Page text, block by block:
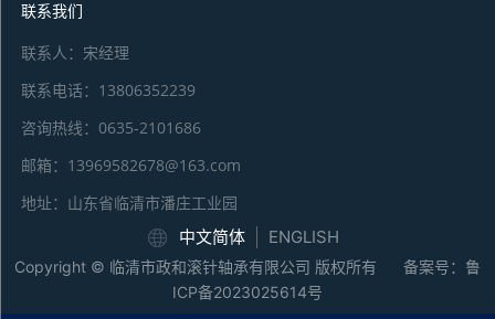
联系我们
联系人：宋经理
联系电话：13806352239
咨询热线：0635-2101686
邮箱：13969582678@163.com
地址：山东省临清市潘庄工业园
中文简体
ENGLISH
Copyright © 临清市政和滚针轴承有限公司 版权所有 备案号： 鲁
ICP备2023025614号